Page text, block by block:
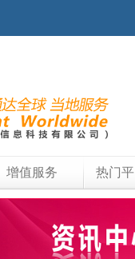
增值服务 热门